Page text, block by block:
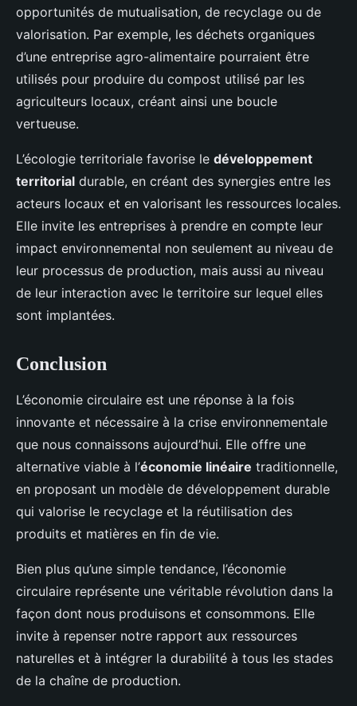
opportunités de mutualisation, de recyclage ou de
valorisation. Par exemple, les déchets organiques
d’une entreprise agro-alimentaire pourraient être
utilisés pour produire du compost utilisé par les
agriculteurs locaux, créant ainsi une boucle
vertueuse.
L’écologie territoriale favorise le développement
territorial durable, en créant des synergies entre les
acteurs locaux et en valorisant les ressources locales.
Elle invite les entreprises à prendre en compte leur
impact environnemental non seulement au niveau de
leur processus de production, mais aussi au niveau
de leur interaction avec le territoire sur lequel elles
sont implantées.
Conclusion
L’économie circulaire est une réponse à la fois
innovante et nécessaire à la crise environnementale
que nous connaissons aujourd’hui. Elle offre une
alternative viable à l’économie linéaire traditionnelle,
en proposant un modèle de développement durable
qui valorise le recyclage et la réutilisation des
produits et matières en fin de vie.
Bien plus qu’une simple tendance, l’économie
circulaire représente une véritable révolution dans la
façon dont nous produisons et consommons. Elle
invite à repenser notre rapport aux ressources
naturelles et à intégrer la durabilité à tous les stades
de la chaîne de production.